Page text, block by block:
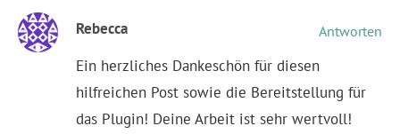
Rebecca Antworten
Ein herzliches Dankeschön für diesen
hilfreichen Post sowie die Bereitstellung für
das Plugin! Deine Arbeit ist sehr wertvoll!